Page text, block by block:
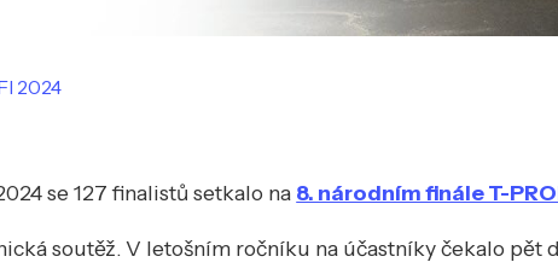
2024
se 127 finalistů setkalo na 8. národním finále T-
soutěž. V letošním ročníku na účastníky čekalo